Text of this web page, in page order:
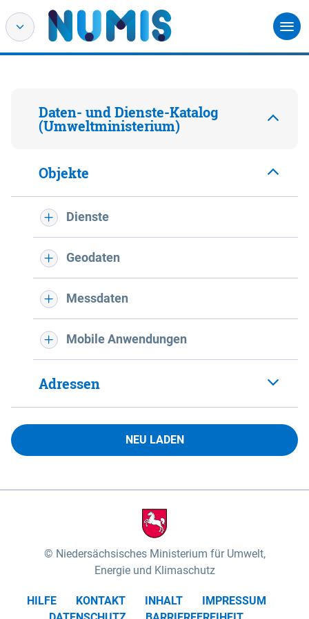
Daten- und Dienste-Katalog
(Umweltministerium)
Objekte
Dienste
Geodaten
Messdaten
Mobile Anwendungen
Adressen
NEU LADEN
Niedersächsisches Ministerium für Umwelt,
Energie und Klimaschutz
HILFE KONTAKT INHALT
IMPRESSUM